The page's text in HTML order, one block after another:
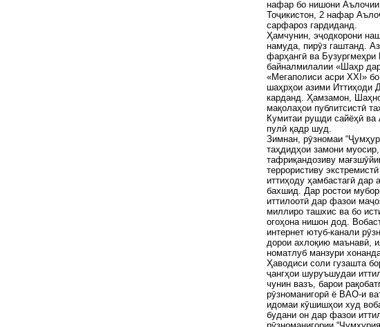
нафар бо нишони
Тоҷикистон, 2 нафар
сарфароз гардиданд.
Ҳамчунин, эҷодкорони
намуда, пирӯз гаштанд.
фарҳангӣ ва
байналмилалии «Шаҳр
«Мегаполиси асри XXI»
шаҳрҳои азими Иттиҳоди
карданд. Ҳамзамон,
мақолаҳои публитсистӣ
Кумитаи рушди сайёҳӣ
пулӣ қадр шуд.
Зимнан, рӯзномаи
таҳдидҳои замони
тафриқандозиву
террористиву
иттиҳоду ҳамбастагӣ
бахшид. Дар ростои
иттилоотӣ дар фазои
миллиро ташхис ва бо
огоҳона нишон дод.
интернет ютуб-канали
дорои ахлоқию маънавӣ,
номатлуб манзури
Ҳаводиси соли гузашта
ҷангҳои шуруъшудаи
чунин вазъ, барои
рӯзноманигорӣ ё ВАО-и
идомаи кӯшишҳои худ
будани он дар фазои